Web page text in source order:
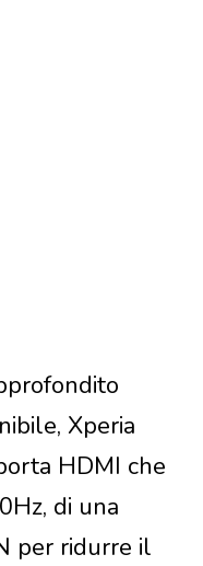
Xperia
HDMI che
di una
per ridurre il